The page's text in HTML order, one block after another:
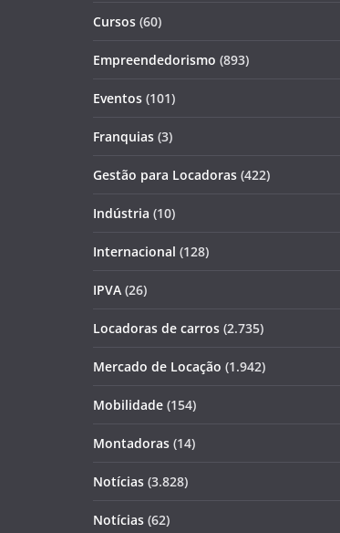
Cursos (60)
Empreendedorismo (893)
Eventos (101)
Franquias (3)
Gestão para Locadoras (422)
Indústria (10)
Internacional (128)
IPVA (26)
Locadoras de carros (2.735)
Mercado de Locação (1.942)
Mobilidade (154)
Montadoras (14)
Notícias (3.828)
Notícias (62)